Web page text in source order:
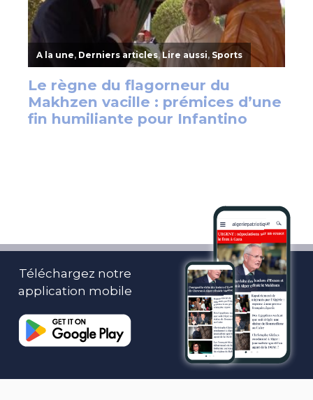
Téléchargez notre
application mobile